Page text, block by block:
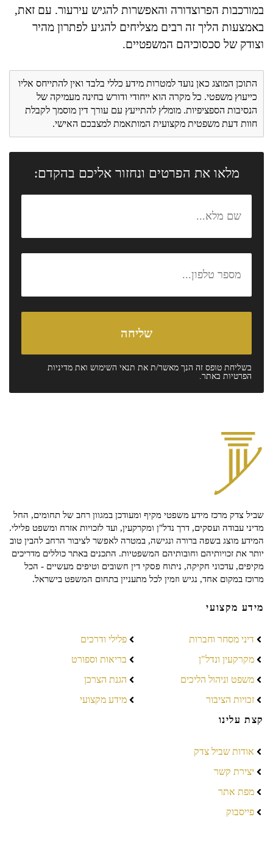
במורכבות הפרוצדורה והאפשרות להגיש עירעור. עם זאת,
באמצעות הליך זה רבים מצליחים להגיע לפתרון מהיר
וצודק של סכסוכיהם המשפטיים.
התוכן המוצג כאן נועד למטרות מידע כללי בלבד ואין להתייחס אליו
כייעוץ משפטי. כל מקרה הוא ייחודי ודורש בחינה מעמיקה של
הנסיבות הספציפיות. מומלץ להתייעץ עם עורך דין מוסמך לקבלת
חוות דעת משפטית מקצועית המותאמת למצבכם האישי.
מלאו את הפרטים ונחזור אליכם בהקדם:
בשליחת טופס זה הנך מאשר/ת את תנאי השימוש ואת מדיניות
הפרטיות באתר.
שביל צדק מרכז מידע משפטי מקיף ומעודכן במגוון רחב של תחומים, החל
מדיני עבודה ועסקים, דרך נדל"ן ומקרקעין, ועד לזכויות אזרח ומשפט פלילי.
המידע מוצג בשפה ברורה ונגישה, במטרה לאפשר לציבור הרחב להבין טוב
יותר את זכויותיהם וחובותיהם המשפטיות. התכנים באתר כוללים מדריכים
מקיפים, עדכוני חקיקה, ניתוח פסקי דין חשובים וטיפים מעשיים - הכל
מרוכז במקום אחד, נגיש וזמין לכל מתעניין בתחום המשפט בישראל.
מידע מקצועי
דיני מסחר וחברות
מקרקעין ונדל"ן
משפט וניהול הליכים
זכויות הציבור
פלילי ודרכים
בריאות וספורט
הגנת הצרכן
מידע מקצועי
קצת עלינו
אודות שביל צדק
יצירת קשר
מפת אתר
פייסבוק